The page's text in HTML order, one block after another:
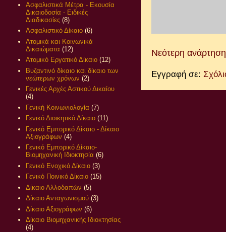
Νεότερη ανάρτηση
Εγγραφή σε:
Ασφαλιστικά Μέτρα - Εκουσία
Δικαιοδοσία - Ειδικές
Διαδικασίες (8)
Ασφαλιστικό Δίκαιο (6)
Ατομικά και Κοινωνικά
Δικαιώματα (12)
Ατομικό Εργατικό Δίκαιο (12)
Βυζαντινό δίκαιο και δίκαιο των
νεώτερων χρόνων (2)
Γενικές Αρχές Αστικού Δικαίου
(4)
Γενική Κοινωνιολογία (7)
Γενικό Διοικητικό Δίκαιο (11)
Γενικό Εμπορικό Δίκαιο - Δίκαιο
Αξιογράφων (4)
Γενικό Εμπορικό Δίκαιο-
Βιομηχανική Ιδιοκτησία (6)
Γενικό Ενοχικό Δίκαιο (3)
Γενικό Ποινικό Δίκαιο (15)
Δίκαιο Αλλοδαπών (5)
Δίκαιο Ανταγωνισμού (3)
Δίκαιο Αξιογράφων (6)
Δίκαιο Βιομηχανικής Ιδιοκτησίας
(4)